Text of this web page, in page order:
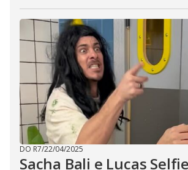
DO R7/22/04/2025
Sacha Bali e Lucas